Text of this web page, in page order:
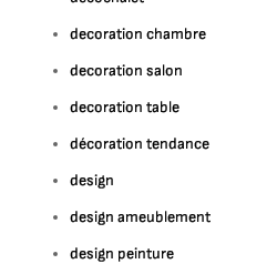
decoration chambre
decoration salon
decoration table
décoration tendance
design
design ameublement
design peinture